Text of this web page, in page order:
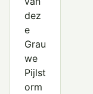
dez
e
Grau
we
Pijlst
orm